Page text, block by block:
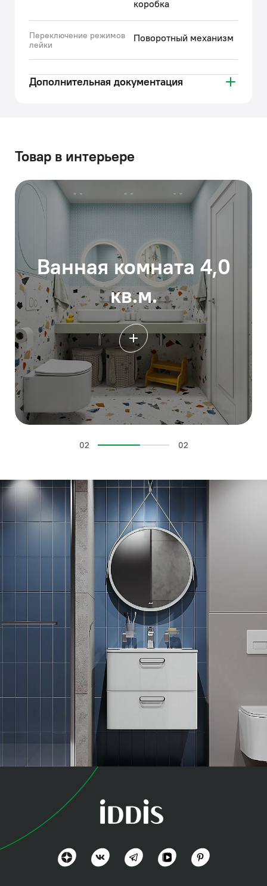
коробка
Переключение режимов
лейки
Поворотный механизм
Дополнительная документация
Товар в интерьере
Ванная комната 4,0
кв.м.
02 02
Оптима Хоум (Optima
Польза и функциональность